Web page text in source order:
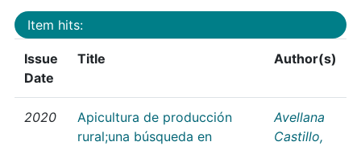
Item hits:
Issue
Date
Title Author(s)
2020
Apicultura de producción
rural;una búsqueda en
Avellana
Castillo,